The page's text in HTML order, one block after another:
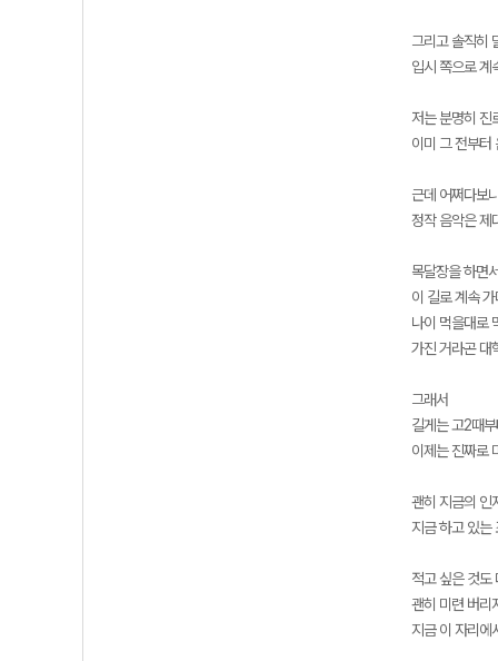
그리고 솔직히
입시 쪽으로 계
저는 분명히 진
이미 그 전부터
근데 어쩌다보
정작 음악은 제
목달장을 하면
이 길로 계속
나이 먹을대로
가진 거라곤 대
그래서
길게는 고2때
이제는 진짜로
괜히 지금의 인
지금 하고 있는
적고 싶은 것도
괜히 미련 버리
지금 이 자리에